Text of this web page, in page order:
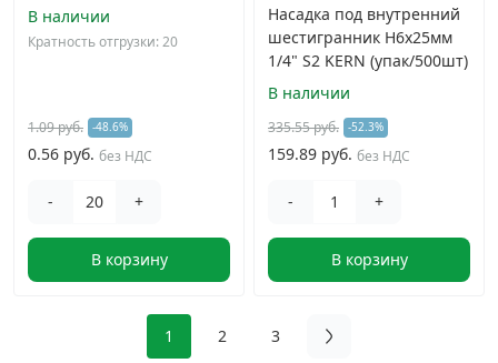
В наличии
Кратность отгрузки: 20
1.09 руб. -48.6%
0.56 руб. без НДС
- +
В корзину
Насадка под внутренний
шестигранник H6х25мм
1/4" S2 KERN (упак/500шт)
В наличии
335.55 руб. -52.3%
159.89 руб. без НДС
- +
В корзину
1 2 3